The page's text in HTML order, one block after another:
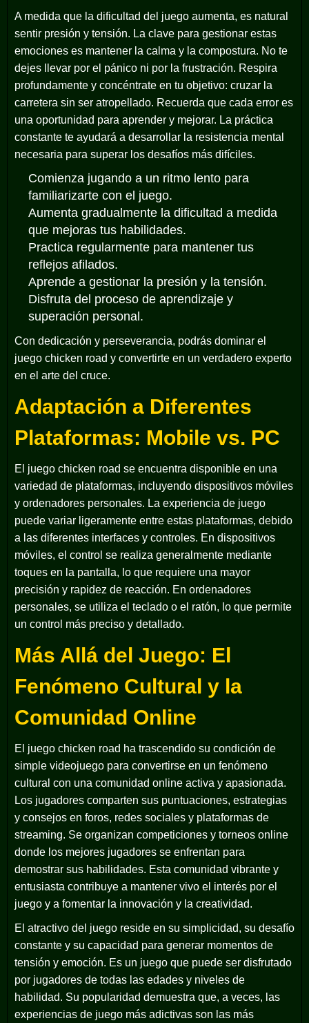
A medida que la dificultad del juego aumenta, es natural
sentir presión y tensión. La clave para gestionar estas
emociones es mantener la calma y la compostura. No te
dejes llevar por el pánico ni por la frustración. Respira
profundamente y concéntrate en tu objetivo: cruzar la
carretera sin ser atropellado. Recuerda que cada error es
una oportunidad para aprender y mejorar. La práctica
constante te ayudará a desarrollar la resistencia mental
necesaria para superar los desafíos más difíciles.
Comienza jugando a un ritmo lento para
familiarizarte con el juego.
Aumenta gradualmente la dificultad a medida
que mejoras tus habilidades.
Practica regularmente para mantener tus
reflejos afilados.
Aprende a gestionar la presión y la tensión.
Disfruta del proceso de aprendizaje y
superación personal.
Con dedicación y perseverancia, podrás dominar el
juego chicken road y convertirte en un verdadero experto
en el arte del cruce.
Adaptación a Diferentes
Plataformas: Mobile vs. PC
El juego chicken road se encuentra disponible en una
variedad de plataformas, incluyendo dispositivos móviles
y ordenadores personales. La experiencia de juego
puede variar ligeramente entre estas plataformas, debido
a las diferentes interfaces y controles. En dispositivos
móviles, el control se realiza generalmente mediante
toques en la pantalla, lo que requiere una mayor
precisión y rapidez de reacción. En ordenadores
personales, se utiliza el teclado o el ratón, lo que permite
un control más preciso y detallado.
Más Allá del Juego: El
Fenómeno Cultural y la
Comunidad Online
El juego chicken road ha trascendido su condición de
simple videojuego para convertirse en un fenómeno
cultural con una comunidad online activa y apasionada.
Los jugadores comparten sus puntuaciones, estrategias
y consejos en foros, redes sociales y plataformas de
streaming. Se organizan competiciones y torneos online
donde los mejores jugadores se enfrentan para
demostrar sus habilidades. Esta comunidad vibrante y
entusiasta contribuye a mantener vivo el interés por el
juego y a fomentar la innovación y la creatividad.
El atractivo del juego reside en su simplicidad, su desafío
constante y su capacidad para generar momentos de
tensión y emoción. Es un juego que puede ser disfrutado
por jugadores de todas las edades y niveles de
habilidad. Su popularidad demuestra que, a veces, las
experiencias de juego más adictivas son las más